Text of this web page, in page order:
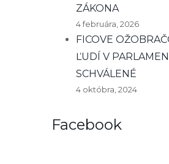
ZÁKONA
4 februára, 2026
FICOVE
ĽUDÍ V
SCHVÁLENÉ
4 októbra, 2024
Facebook